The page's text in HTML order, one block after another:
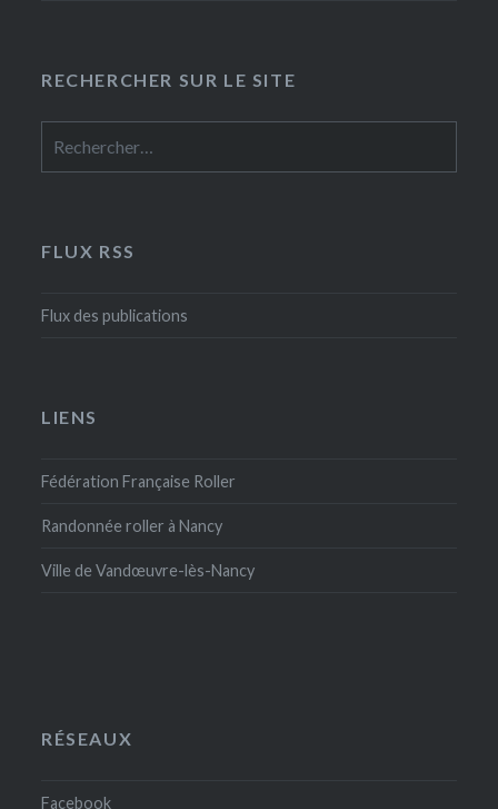
RECHERCHER SUR LE SITE
FLUX RSS
Flux des publications
LIENS
Fédération Française Roller
Randonnée roller à Nancy
Ville de Vandœuvre-lès-Nancy
RÉSEAUX
Facebook